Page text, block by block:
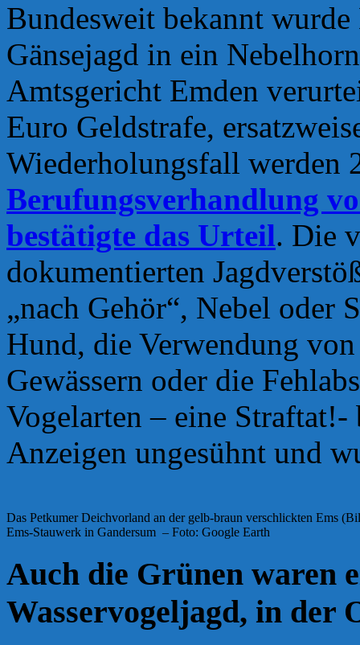
Bundesweit bekannt
Gänsejagd in ein
Amtsgericht Emden
Euro Geldstrafe,
Wiederholungsfall werden
Berufungsverhandlung
bestätigte das Urteil. Die
dokumentierten
„nach Gehör“, Nebel oder
Hund, die Verwendung
Gewässern oder die
Vogelarten – eine
Anzeigen ungesühnt und
Das Petkumer Deichvorland an der gelb-braun verschlickten Ems
Ems-Stauwerk in Gandersum – Foto: Google Earth
Auch die Grünen waren
Wasservogeljagd, in der